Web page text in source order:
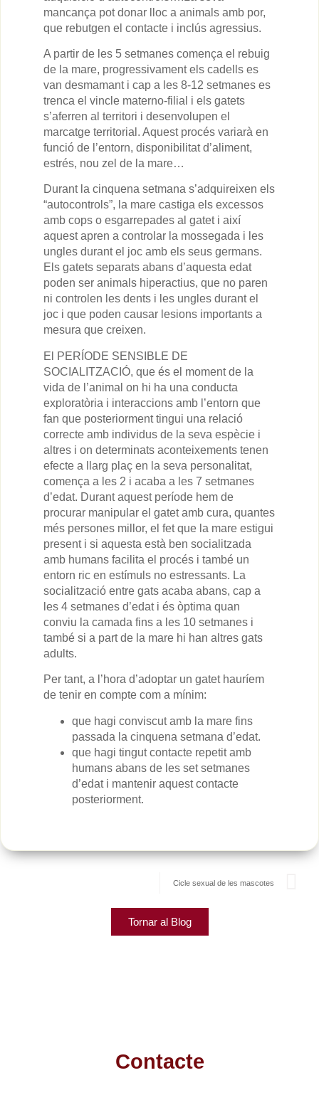
mancança pot donar lloc a animals amb por,
que rebutgen el contacte i inclús agressius.
A partir de les 5 setmanes comença el rebuig
de la mare, progressivament els cadells es
van desmamant i cap a les 8-12 setmanes es
trenca el vincle materno-filial i els gatets
s’aferren al territori i desenvolupen el
marcatge territorial. Aquest procés variarà en
funció de l’entorn, disponibilitat d’aliment,
estrés, nou zel de la mare…
Durant la cinquena setmana s’adquireixen els
“autocontrols”, la mare castiga els excessos
amb cops o esgarrepades al gatet i així
aquest apren a controlar la mossegada i les
ungles durant el joc amb els seus germans.
Els gatets separats abans d’aquesta edat
poden ser animals hiperactius, que no paren
ni controlen les dents i les ungles durant el
joc i que poden causar lesions importants a
mesura que creixen.
El PERÍODE SENSIBLE DE
SOCIALITZACIÓ, que és el moment de la
vida de l’animal on hi ha una conducta
exploratòria i interaccions amb l’entorn que
fan que posteriorment tingui una relació
correcte amb individus de la seva espècie i
altres i on determinats aconteixements tenen
efecte a llarg plaç en la seva personalitat,
comença a les 2 i acaba a les 7 setmanes
d’edat. Durant aquest període hem de
procurar manipular el gatet amb cura, quantes
més persones millor, el fet que la mare estigui
present i si aquesta està ben socialitzada
amb humans facilita el procés i també un
entorn ric en estímuls no estressants. La
socialització entre gats acaba abans, cap a
les 4 setmanes d’edat i és òptima quan
conviu la camada fins a les 10 setmanes i
també si a part de la mare hi han altres gats
adults.
Per tant, a l’hora d’adoptar un gatet hauríem
de tenir en compte com a mínim:
que hagi conviscut amb la mare fins
passada la cinquena setmana d’edat.
que hagi tingut contacte repetit amb
humans abans de les set setmanes
d’edat i mantenir aquest contacte
posteriorment.
Cicle sexual de les mascotes
Tornar al Blog
Contacte